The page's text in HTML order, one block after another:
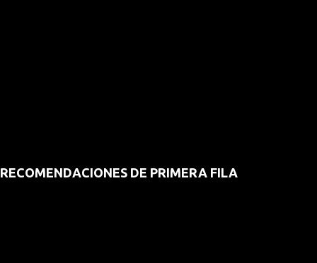
RECOMENDACIONES DE PRIMERA FILA